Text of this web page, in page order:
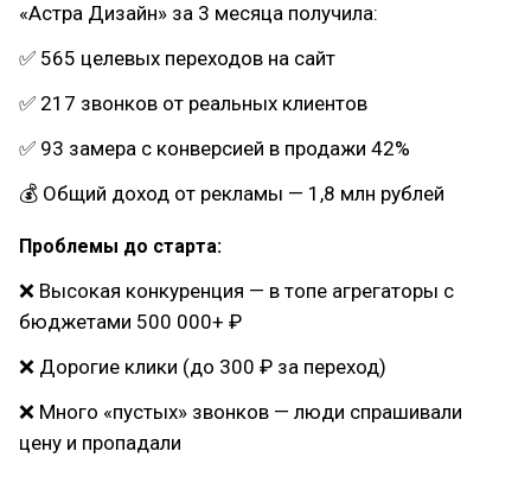
«Астра Дизайн» за 3 месяца получила:
✅ 565 целевых переходов на сайт
✅ 217 звонков от реальных клиентов
✅ 93 замера с конверсией в продажи 42%
💰 Общий доход от рекламы — 1,8 млн рублей
Проблемы до старта:
❌ Высокая конкуренция — в топе агрегаторы с
бюджетами 500 000+ ₽
❌ Дорогие клики (до 300 ₽ за переход)
❌ Много «пустых» звонков — люди спрашивали
цену и пропадали